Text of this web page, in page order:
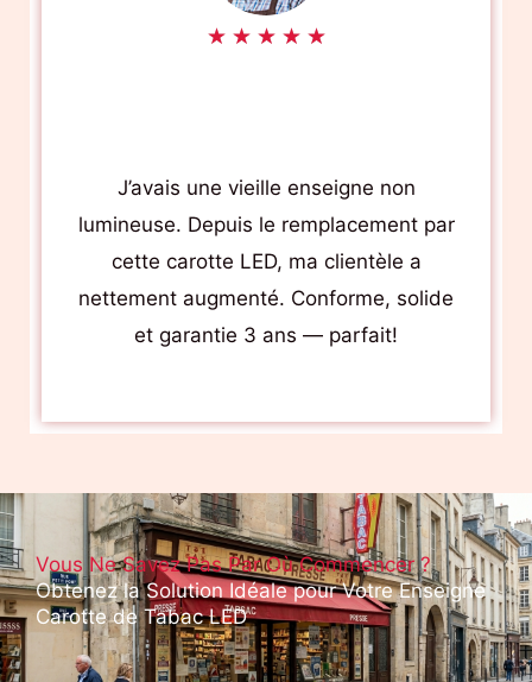
★ ★ ★ ★ ★R
d
o
u
5
J’avais une vieille enseigne non
lumineuse. Depuis le remplacement par
cette carotte LED, ma clientèle a
nettement augmenté. Conforme, solide
et garantie 3 ans — parfait!
Vous Ne Savez Pas Par Où Commencer ?
Obtenez la Solution Idéale pour Votre Enseigne
Carotte de Tabac LED